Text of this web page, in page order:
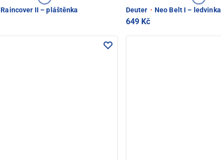
Raincover II – pláštěnka Deuter · Neo Belt I – ledvinka
649 Kč